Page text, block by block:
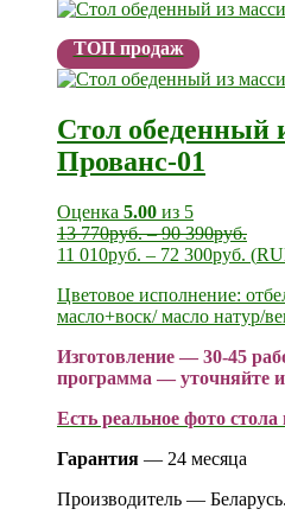
ТОП продаж
Стол обеденный
Прованс-01
Оценка 5.00 из 5
13 770руб.–90 390руб.
11 010руб. – 72 300руб. (
Цветовое исполнение:
масло+воск/ масло натур/
Изготовление — 30-45
программа — уточняйте
Есть реальное фото
Гарантия — 24 месяца
Производитель — Беларусь.